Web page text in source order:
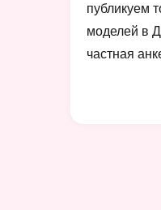
публикуем
моделей в
частная